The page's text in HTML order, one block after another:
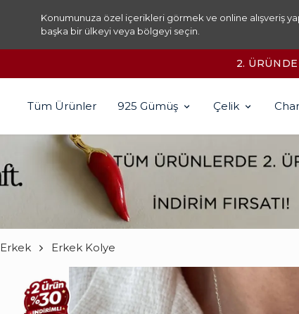
Konumunuza özel içerikleri görmek ve online alışveriş
başka bir ülkeyi veya bölgeyi seçin.
2500₺
Tüm Ürünler 925 Gümüş Çelik
Erkek Erkek Kolye